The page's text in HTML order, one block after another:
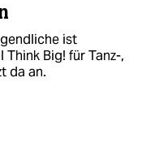
ist
Big! für Tanz-,
da an.